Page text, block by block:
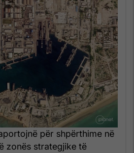
për shpërthime në
zonës strategjike të